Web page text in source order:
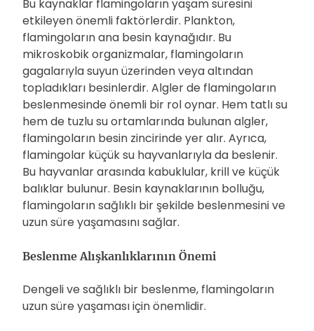
Bu kaynaklar flamingoların yaşam süresini
etkileyen önemli faktörlerdir. Plankton,
flamingoların ana besin kaynağıdır. Bu
mikroskobik organizmalar, flamingoların
gagalarıyla suyun üzerinden veya altından
topladıkları besinlerdir. Algler de flamingoların
beslenmesinde önemli bir rol oynar. Hem tatlı su
hem de tuzlu su ortamlarında bulunan algler,
flamingoların besin zincirinde yer alır. Ayrıca,
flamingolar küçük su hayvanlarıyla da beslenir.
Bu hayvanlar arasında kabuklular, krill ve küçük
balıklar bulunur. Besin kaynaklarının bolluğu,
flamingoların sağlıklı bir şekilde beslenmesini ve
uzun süre yaşamasını sağlar.
Beslenme Alışkanlıklarının Önemi
Dengeli ve sağlıklı bir beslenme, flamingoların
uzun süre yaşaması için önemlidir.